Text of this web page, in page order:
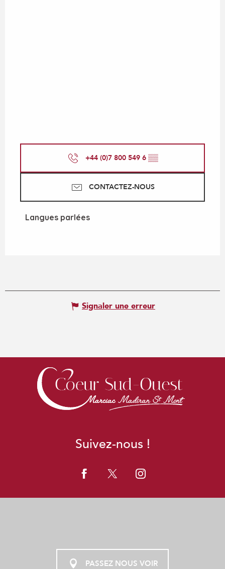
+44 (0)7 800 549 6 ▒▒
CONTACTEZ-NOUS
Langues parlées
Langues parlées
Signaler une erreur
Suivez-nous !
PASSEZ NOUS VOIR